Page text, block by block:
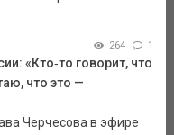
264 1
«Кто‑то говорит, что
что это —
Черчесова в эфире